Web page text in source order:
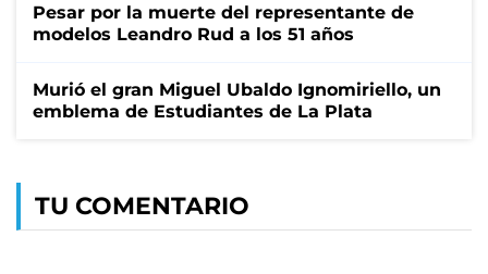
Pesar por la muerte del representante de
modelos Leandro Rud a los 51 años
Murió el gran Miguel Ubaldo Ignomiriello, un
emblema de Estudiantes de La Plata
TU COMENTARIO